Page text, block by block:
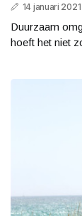
14 januari 2021
Duurzaam
hoeft het niet